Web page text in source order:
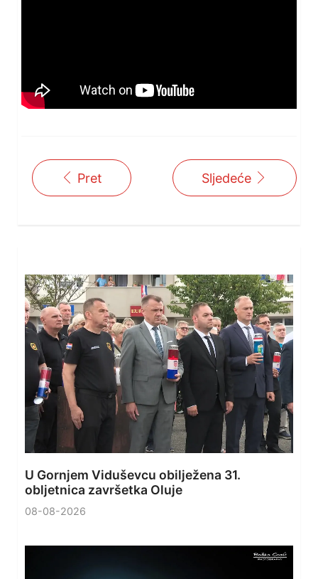
Pret Sljedeće
U Gornjem Viduševcu obilježena 31.
obljetnica završetka Oluje
08-08-2026